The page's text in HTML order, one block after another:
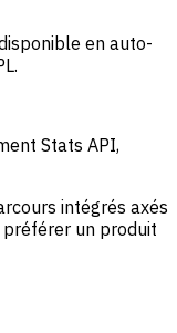
en auto-
Stats API,
intégrés axés
un produit